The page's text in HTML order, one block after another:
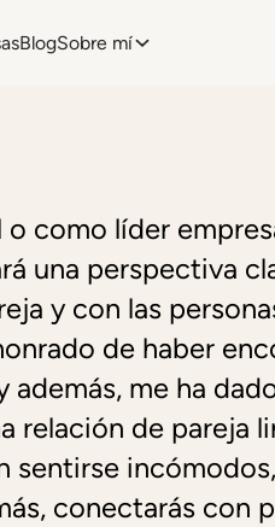
BlogSobre mí
como líder
una perspectiva
y con las
de haber
me ha
de pareja
sentirse
conectarás con